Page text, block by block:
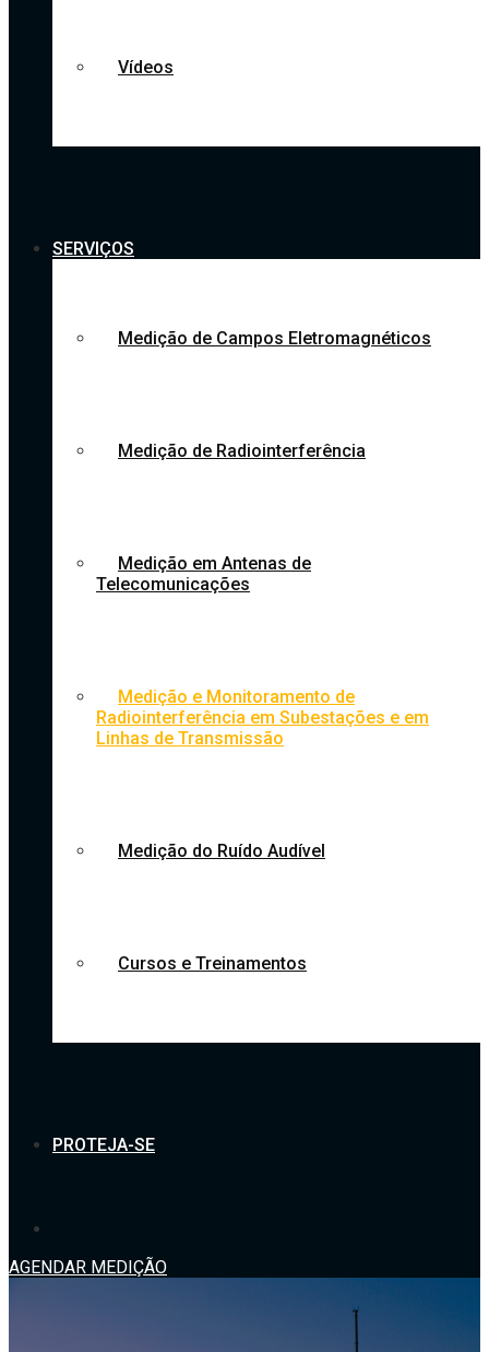
Vídeos
SERVIÇOS
Medição de Campos Eletromagnéticos
Medição de Radiointerferência
Medição em Antenas de
Telecomunicações
Medição e Monitoramento de
Radiointerferência em Subestações e em
Linhas de Transmissão
Medição do Ruído Audível
Cursos e Treinamentos
PROTEJA-SE
AGENDAR MEDIÇÃO